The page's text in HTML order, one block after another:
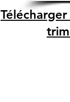
Télécharger